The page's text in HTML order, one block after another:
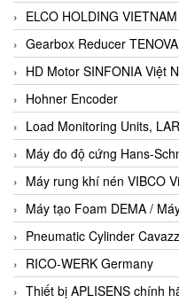
ELCO HOLDING VIETNAM
Gearbox Reducer
HD Motor SINFONIA Việt
Hohner Encoder
Load Monitoring Units,
Máy đo độ cứng Hans-
Máy rung khí nén VIBCO
Máy tạo Foam DEMA /
Pneumatic Cylinder
RICO-WERK Germany
Thiết bị APLISENS chính